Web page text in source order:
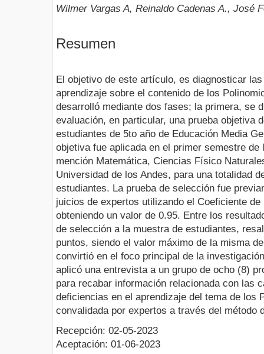
Wilmer Vargas A, Reinaldo Cadenas A., José
Resumen
El objetivo de este artículo, es diagnosticar
aprendizaje sobre el contenido de los
desarrolló mediante dos fases; la primera, se
evaluación, en particular, una prueba objetiva
estudiantes de 5to año de Educación Media
objetiva fue aplicada en el primer semestre
mención Matemática, Ciencias Físico
Universidad de los Andes, para una totalidad
estudiantes. La prueba de selección fue
juicios de expertos utilizando el Coeficiente
obteniendo un valor de 0.95. Entre los
de selección a la muestra de estudiantes,
puntos, siendo el valor máximo de la misma
convirtió en el foco principal de la
aplicó una entrevista a un grupo de ocho (8)
para recabar información relacionada con las
deficiencias en el aprendizaje del tema de los
convalidada por expertos a través del método
Recepción: 02-05-2023
Aceptación: 01-06-2023